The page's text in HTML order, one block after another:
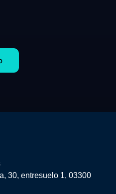
30, entresuelo 1, 03300